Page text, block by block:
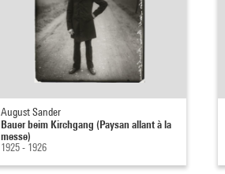
August Sander
Bauer beim Kirchgang (Paysan allant à la
messe)
1925 - 1926